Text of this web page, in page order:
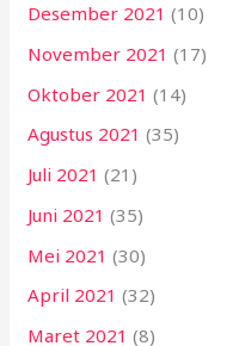
Desember 2021 (10)
November 2021 (17)
Oktober 2021 (14)
Agustus 2021 (35)
Juli 2021 (21)
Juni 2021 (35)
Mei 2021 (30)
April 2021 (32)
Maret 2021 (8)